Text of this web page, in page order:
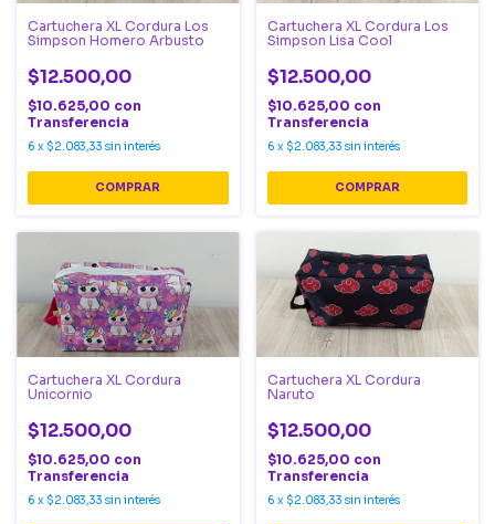
Cartuchera XL Cordura Los
Simpson Homero Arbusto
$12.500,00
$10.625,00 con
Transferencia
6 x $2.083,33 sin interés
Cartuchera XL Cordura Los
Simpson Lisa Cool
$12.500,00
$10.625,00 con
Transferencia
6 x $2.083,33 sin interés
Cartuchera XL Cordura
Unicornio
$12.500,00
$10.625,00 con
Transferencia
6 x $2.083,33 sin interés
Cartuchera XL Cordura
Naruto
$12.500,00
$10.625,00 con
Transferencia
6 x $2.083,33 sin interés